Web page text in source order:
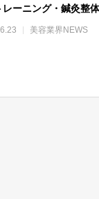
レーニング・鍼灸整
美容業界NEWS